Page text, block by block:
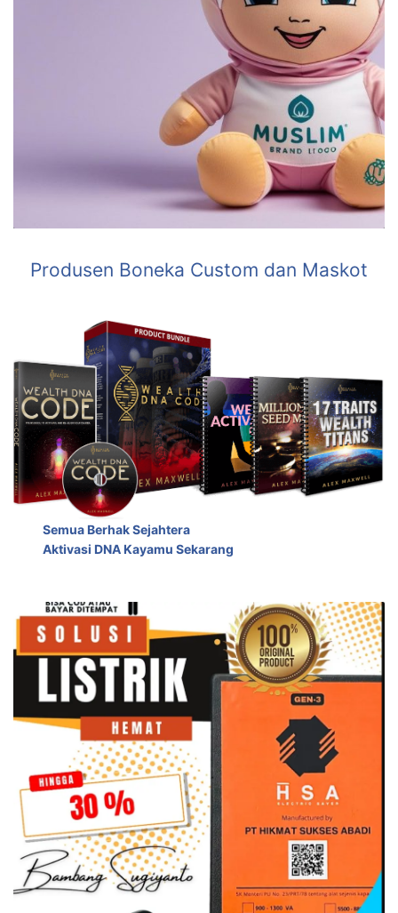
Produsen Boneka Custom dan Maskot
Semua Berhak Sejahtera
Aktivasi DNA Kayamu Sekarang